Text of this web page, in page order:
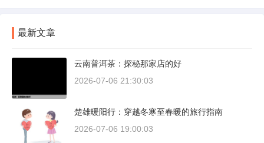
最新文章
云南普洱茶：探秘那家店的好
2026-07-06 21:30:03
楚雄暖阳行：穿越冬寒至春暖的旅行指南
2026-07-06 19:00:03